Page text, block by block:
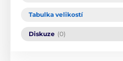
Tabulka velikostí
Diskuze (0)